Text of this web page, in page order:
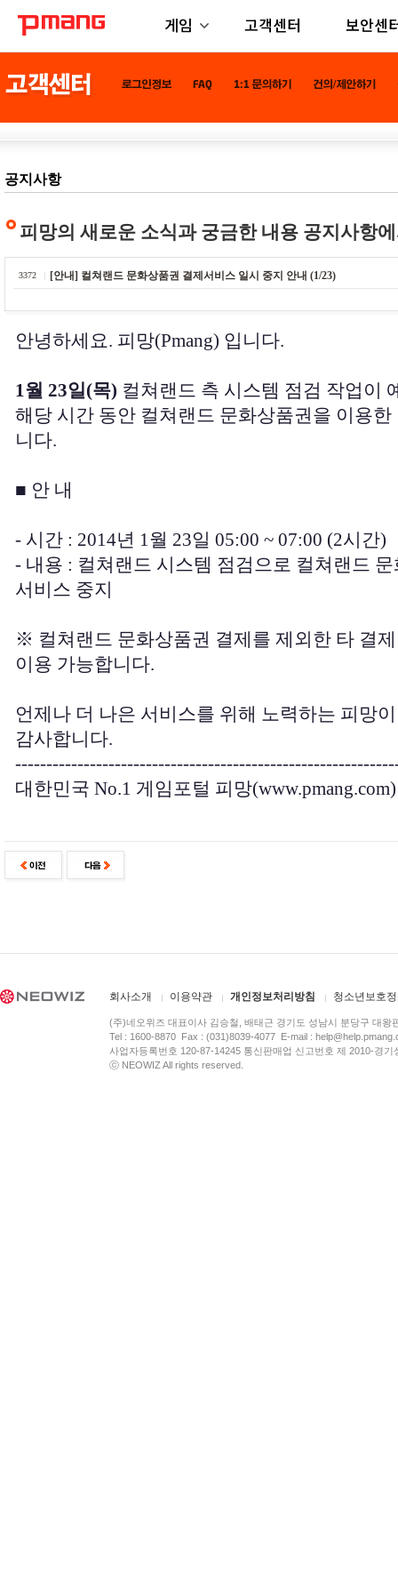
게임 고객센터 보안센
공지사항
피망의 새로운 소식과 궁금한 내용 공지사항
3372 [안내] 컬쳐랜드 문화상품권 결제서비스 일시 중지 안내 (1/23)
안녕하세요. 피망(Pmang) 입니다.
1월 23일(목) 컬쳐랜드 측 시스템 점검 작업이
해당 시간 동안 컬쳐랜드 문화상품권을 이용
니다.
■ 안 내
- 시간 : 2014년 1월 23일 05:00 ~ 07:00 (2시간)
- 내용 : 컬쳐랜드 시스템 점검으로 컬쳐랜드
서비스 중지
※ 컬쳐랜드 문화상품권 결제를 제외한 타 결
이용 가능합니다.
언제나 더 나은 서비스를 위해 노력하는 피망
감사합니다.
대한민국 No.1 게임포털 피망(www.pmang.com)
회사소개 이용약관 개인정보처리방침 청소년보호
(주)네오위즈 대표이사 김승철, 배태근 경기도 성남시 분당구 대왕
Tel : 1600-8870 Fax : (031)8039-4077 E-mail :
사업자등록번호 120-87-14245 통신판매업 신고번호 제 2010-경
ⓒ NEOWIZ All rights reserved.